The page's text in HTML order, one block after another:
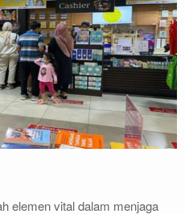
elemen vital dalam menjaga